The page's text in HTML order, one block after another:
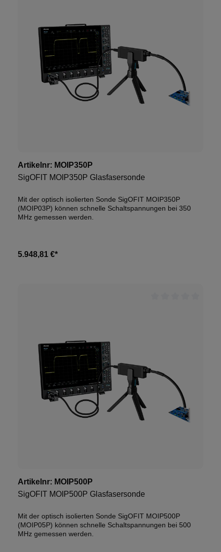
Artikelnr: MOIP350P
SigOFIT MOIP350P Glasfasersonde
Mit der optisch isolierten Sonde SigOFIT MOIP350P
(MOIP03P) können schnelle Schaltspannungen bei 350
MHz gemessen werden.
5.948,81 €*
Artikelnr: MOIP500P
SigOFIT MOIP500P Glasfasersonde
Mit der optisch isolierten Sonde SigOFIT MOIP500P
(MOIP05P) können schnelle Schaltspannungen bei 500
MHz gemessen werden.